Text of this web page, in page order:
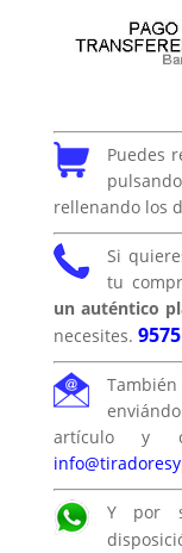
Puedes
rellenando los
Si
tu
un auténtico
necesites.
artículo y
Y por